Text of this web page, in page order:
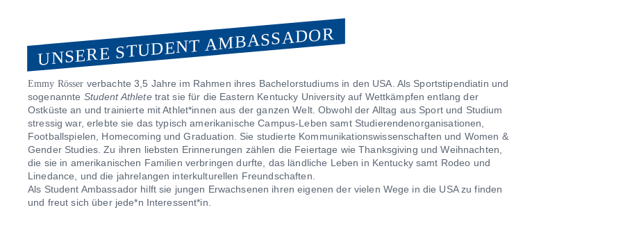
UNSERE STUDENT AMBASSADOR
Emmy Rösser verbachte 3,5 Jahre im Rahmen ihres Bachelorstudiums in den USA. Als Sportstipendiatin und
sogenannte Student Athletetrat sie für die Eastern Kentucky University auf Wettkämpfen entlang der
Ostküste an und trainierte mit Athlet*innen aus der ganzen Welt. Obwohl der Alltag aus Sport und Studium
stressig war, erlebte sie das typisch amerikanische Campus-Leben samt Studierendenorganisationen,
Footballspielen, Homecoming und Graduation. Sie studierte Kommunikationswissenschaften und Women &
Gender Studies. Zu ihren liebsten Erinnerungen zählen die Feiertage wie Thanksgiving und Weihnachten,
die sie in amerikanischen Familien verbringen durfte, das ländliche Leben in Kentucky samt Rodeo und
Linedance, und die jahrelangen interkulturellen Freundschaften.
Als Student Ambassador hilft sie jungen Erwachsenen ihren eigenen der vielen Wege in die USA zu finden
und freut sich über jede*n Interessent*in.